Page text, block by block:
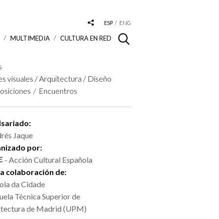
ESP ENG
MULTIMEDIA CULTURA EN RED
visuales / Arquitectura / Diseño
Encuentros
Jaque
por:
- Acción Cultural Española
colaboración de:
da Cidade
Técnica Superior de
de Madrid (UPM)